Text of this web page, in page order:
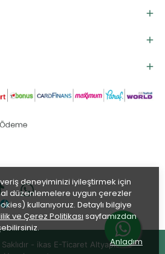
deneyiminizi iyileştirmek için
düzenlemelere uygun çerezler
kullanıyoruz. Detaylı bilgiye
ve Çerez Politikası sayfamızdan
Anladım
- ikas E-Ticaret Altyapısı ile